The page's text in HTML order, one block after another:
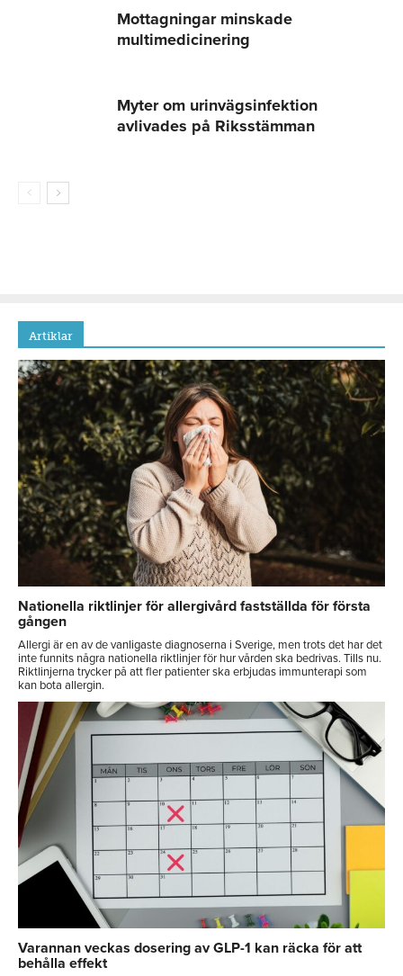
Mottagningar minskade
multimedicinering
Myter om urinvägsinfektion
avlivades på Riksstämman
Artiklar
Nationella riktlinjer för allergivård fastställda för första
gången
Allergi är en av de vanligaste diagnoserna i Sverige, men trots det har det
inte funnits några nationella riktlinjer för hur vården ska bedrivas. Tills nu.
Riktlinjerna trycker på att fler patienter ska erbjudas immunterapi som
kan bota allergin.
Varannan veckas dosering av GLP-1 kan räcka för att
behålla effekt